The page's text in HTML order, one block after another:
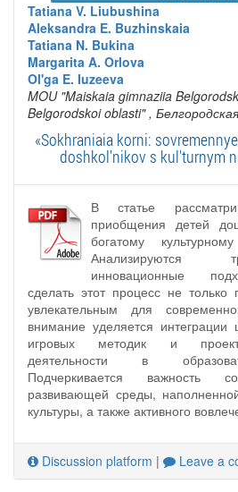
Tatiana V. Liubushina
Aleksandra E. Buzhinskaia
Tatiana N. Bukina
Margarita A. Orlova
Ol'ga E. Iuzeeva
MOU "Maiskaia gimnaziia
Belgorodskoi oblasti" ,
«Sokhraniaia korni:
doshkol'nikov s kul'turnym
В статье
приобщения детей
богатому
Анализируются
инновационные
сделать этот процесс не
увлекательным для
внимание уделяется интеграции
игровых методик и
деятельности в
Подчеркивается важность
развивающей среды,
культуры, а также активного
Discussion platform | Leave a